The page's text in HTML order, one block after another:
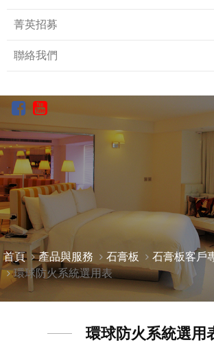
菁英招募
聯絡我們
首頁 產品與服務 石膏板
石膏板客戶
環球防火系統選用表
環球防火系統選用